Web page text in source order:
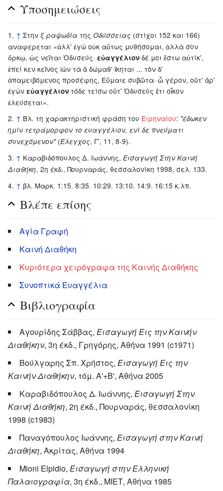
Υποσημειώσεις
↑ Στην ξ ραψωδία της Οδύσσειας (στίχοι 152 και 166)
αναφερεται «ἀλλ' ἐγὼ οὐκ αὔτως μυθήσομαι, ἀλλὰ σὺν
ὅρκῳ, ὡς νεῖται Ὀδυσεύς· εὐαγγέλιον δέ μοι ἔστω αὐτίκ',
ἐπεί κεν κεῖνος ἰὼν τὰ ἃ δώμαθ' ἵκηται ... τὸν δ'
ἀπαμειβόμενος προσέφης, Εὔμαιε συβῶτα· ὦ γέρον, οὔτ' ἄρ'
ἐγὼν εὐαγγέλιον τόδε τείσω οὔτ' Ὀδυσεὺς ἔτι οἶκον
ἐλεύσεται».
↑ Βλ. τη χαρακτηριστική φράση του Ειρηναίου: "έδωκεν
ημίν τετράμορφον το ευαγγέλιον, ενί δε πνεύματι
συνεχόμενον"(Έλεγχος, Γ', 11, 8-9).
↑ Καραβιδόπουλος Δ. Ιωάννης, Εισαγωγή Στην Καινή
Διαθήκη, 2η έκδ., Πουρναράς, θεσσαλονίκη 1998, σελ. 133.
↑ βλ. Μαρκ. 1:15. 8:35. 10:29. 13:10. 14:9. 16:15 κ.λπ.
Βλέπε επίσης
Αγία Γραφή
Καινή Διαθήκη
Κυριότερα χειρόγραφα της Καινής Διαθήκης
Συνοπτικά Ευαγγέλια
Βιβλιογραφία
Αγουρίδης Σάββας, Εισαγωγή Εις την Καινήν
Διαθήκην, 3η έκδ., Γρηγόρης, Αθήνα 1991 (c1971)
Βούλγαρης Σπ. Χρήστος, Εισαγωγή Εις την
Καινήν Διαθήκην, τόμ. Α'+Β', Αθήνα 2005
Καραβιδόπουλος Δ. Ιωάννης, Εισαγωγή Στην
Καινή Διαθήκη, 2η έκδ., Πουρναράς, θεσσαλονίκη
1998 (c1983)
Παναγόπουλος Ιωάννης, Εισαγωγή στην Καινή
Διαθήκη, Ακρίτας, Αθήνα 1994
Mioni Elpidio, Εισαγωγή στην Ελληνική
Παλαιογραφία, 3η έκδ., ΜΙΕΤ, Αθήνα 1985